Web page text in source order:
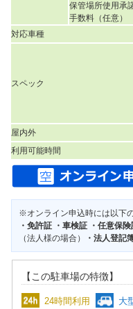
保管場所使用承
手数料（任意）
対応車種
スペック
屋内外
利用可能時間
※オンライン申込時には以下
・免許証 ・車検証 ・任意保険
（法人様の場合）
・法人登記
【この駐車場の特徴】
24時間利用 大